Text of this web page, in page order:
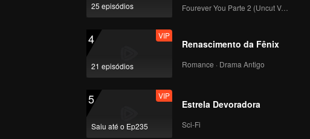
25 episódios Fourever You Parte 2 (Uncut Ver.)
4
21 episódios
VIP
Renascimento da Fênix
Romance · Drama Antigo
5
Saiu até o Ep235
VIP
Estrela Devoradora
Sci-Fi